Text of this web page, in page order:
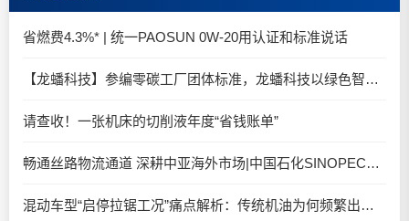
省燃费4.3%* | 统一PAOSUN 0W-20用认证和标准说话
【龙蟠科技】参编零碳工厂团体标准，龙蟠科技以绿色智造锚定零碳未来
请查收！一张机床的切削液年度“省钱账单”
畅通丝路物流通道 深耕中亚海外市场|中国石化SINOPEC润滑油北京-阿拉木图图定班列顺利抵达
混动车型“启停拉锯工况”痛点解析：传统机油为何频繁出现油泥堆积？